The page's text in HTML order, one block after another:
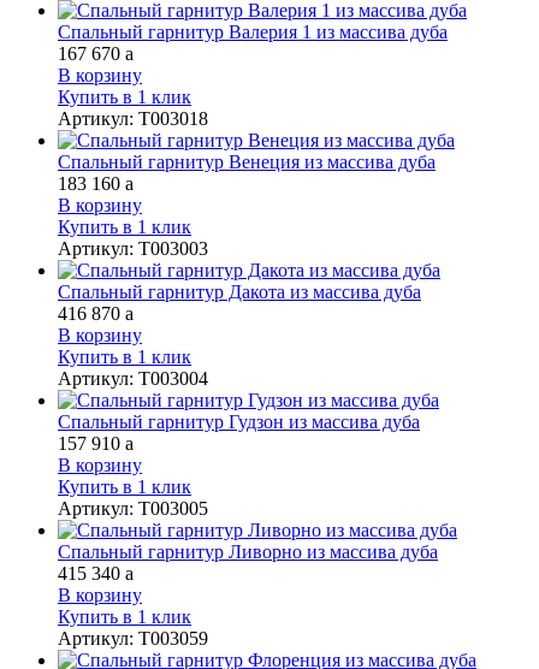
Спальный гарнитур Валерия 1 из массива дуба
167 670 a
В корзину
Купить в 1 клик
Артикул: Т003018
Спальный гарнитур Венеция из массива дуба
183 160 a
В корзину
Купить в 1 клик
Артикул: Т003003
Спальный гарнитур Дакота из массива дуба
416 870 a
В корзину
Купить в 1 клик
Артикул: Т003004
Спальный гарнитур Гудзон из массива дуба
157 910 a
В корзину
Купить в 1 клик
Артикул: Т003005
Спальный гарнитур Ливорно из массива дуба
415 340 a
В корзину
Купить в 1 клик
Артикул: Т003059